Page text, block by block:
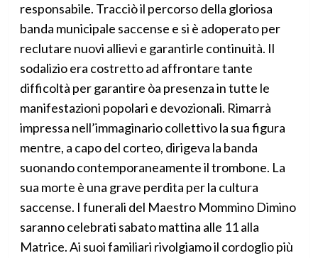
responsabile. Tracciò il percorso della gloriosa
banda municipale saccense e si è adoperato per
reclutare nuovi allievi e garantirle continuità. Il
sodalizio era costretto ad affrontare tante
difficoltà per garantire òa presenza in tutte le
manifestazioni popolari e devozionali. Rimarrà
impressa nell’immaginario collettivo la sua figura
mentre, a capo del corteo, dirigeva la banda
suonando contemporaneamente il trombone. La
sua morte è una grave perdita per la cultura
saccense. I funerali del Maestro Mommino Dimino
saranno celebrati sabato mattina alle 11 alla
Matrice. Ai suoi familiari rivolgiamo il cordoglio più